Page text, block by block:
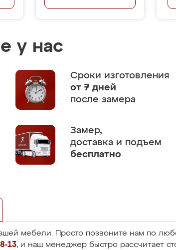
у нас
Сроки изготовления
от 7 дней
после замера
Замер,
доставка и подъем
бесплатно
мебели. Просто позвоните нам по
13, и наш менеджер быстро рассчитает